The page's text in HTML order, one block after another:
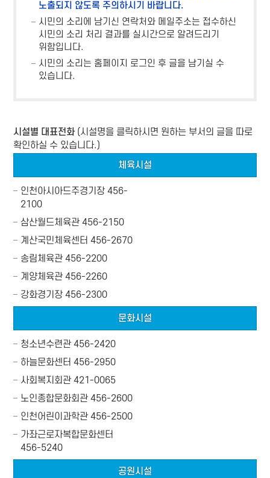
노출되지 않도록 주의하시기 바랍니다.
시민의 소리에 남기신 연락처와 메일주소는 접수하신
시민의 소리 처리 결과를 실시간으로 알려드리기
위함입니다.
시민의 소리는 홈페이지 로그인 후 글을 남기실 수
있습니다.
시설별 대표전화(시설명을 클릭하시면 원하는 부서의 글을 따로
확인하실 수 있습니다.)
체육시설
인천아시아드주경기장 456-
2100
삼산월드체육관 456-2150
계산국민체육센터 456-2670
송림체육관 456-2200
계양체육관 456-2260
강화경기장 456-2300
문화시설
청소년수련관 456-2420
하늘문화센터 456-2950
사회복지회관 421-0065
노인종합문화회관 456-2600
인천어린이과학관 456-2500
가좌근로자복합문화센터
456-5240
공원시설